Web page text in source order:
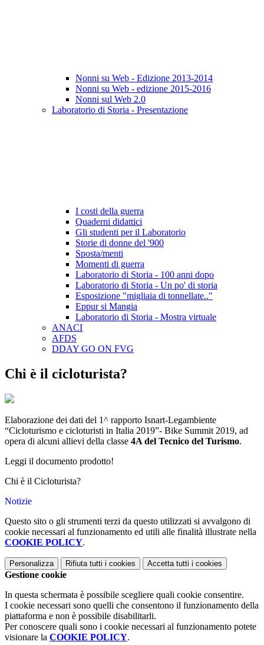
Nonni su Web - Edizione 2013-2014
Nonni su Web - edizione 2015-2016
Nonni sul Web 2.0
Laboratorio di Storia - Presentazione
I costi della guerra
Quaderni didattici
Gli studenti per il Laboratorio
Storie di donne del '900
Sposta/menti
Momenti di guerra
Laboratorio di Storia - 100 anni dopo
Laboratorio di Storia - Un po' di storia
Esposizione "migliaia di tonnellate.."
Eppur si Mangia
Laboratorio di Storia - Mostra virtuale
ANACI
AFDS
DDAY GO ON FVG
Chi è il cicloturista?
Elaborazione dei dati del 1^ rapporto Isnart-Legambiente
“Cicloturismo e cicloturisti in Italia 2019”- Bike Summit 2019, ad
opera di alcuni allievi della classe 4A del Tecnico del Turismo.
Leggi il documento prodotto!
Chi è il Cicloturista?
Notizie
Questo sito o gli strumenti terzi da questo utilizzati si avvalgono di
cookie necessari al funzionamento ed utili alle finalità illustrate nella
COOKIE POLICY.
Personalizza Rifiuta tutti i cookies Accetta tutti i cookies
Gestione cookie
In questa schermata è possibile scegliere quali cookie consentire.
I cookie necessari sono quelli che consentono il funzionamento della
piattaforma e non è possibile disabilitarli.
Per conoscere quali sono i cookie necessari al funzionamento potete
visionare la COOKIE POLICY.